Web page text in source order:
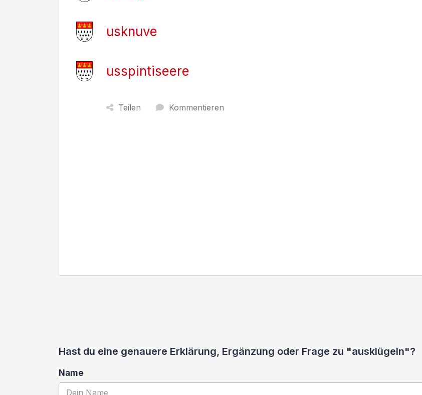
usknuve
usspintiseere
Teilen Kommentieren
Hast du eine genauere Erklärung, Ergänzung oder Frage zu "ausklügeln"?
Name